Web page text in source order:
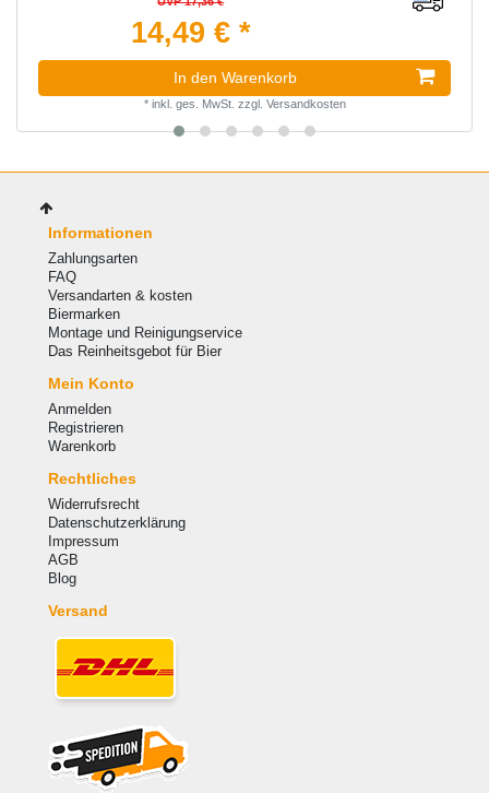
14,49 € *
In den Warenkorb
* inkl. ges. MwSt. zzgl. Versandkosten
Informationen
Zahlungsarten
FAQ
Versandarten & kosten
Biermarken
Montage und Reinigungservice
Das Reinheitsgebot für Bier
Mein Konto
Anmelden
Registrieren
Warenkorb
Rechtliches
Widerrufsrecht
Datenschutzerklärung
Impressum
AGB
Blog
Versand